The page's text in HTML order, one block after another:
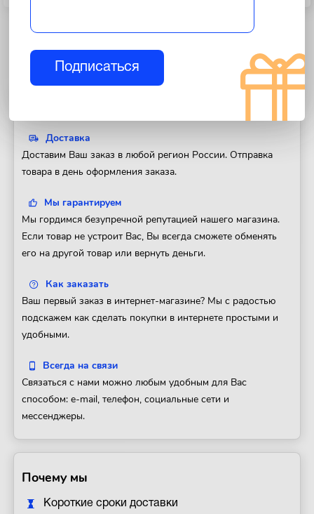
Доставка
Доставим Ваш заказ в любой регион России. Отправка
товара в день оформления заказа.
Мы гарантируем
Мы гордимся безупречной репутацией нашего магазина.
Если товар не устроит Вас, Вы всегда сможете обменять
его на другой товар или вернуть деньги.
Как заказать
Ваш первый заказ в интернет-магазине? Мы с радостью
подскажем как сделать покупки в интернете простыми и
удобными.
Всегда на связи
Связаться с нами можно любым удобным для Вас
способом: e-mail, телефон, социальные сети и
мессенджеры.
Почему мы
Короткие сроки доставки
Подписаться